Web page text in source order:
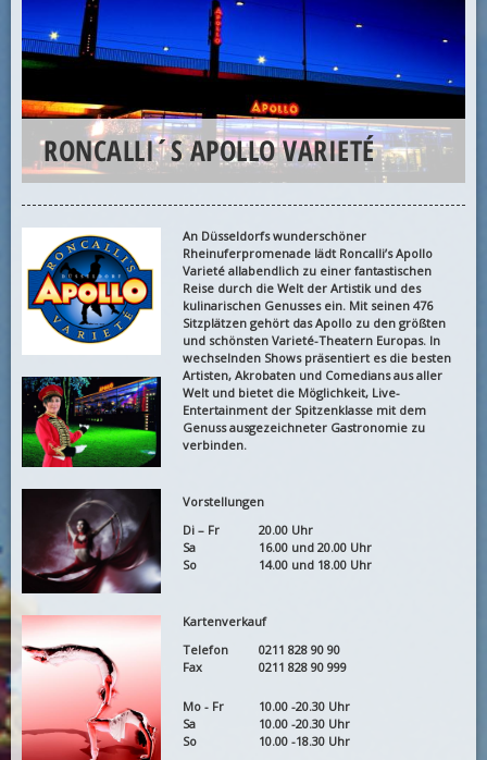
RONCALLI´S APOLLO VARIETÉ
An Düsseldorfs wunderschöner
Rheinuferpromenade lädt Roncalli’s Apollo
Varieté allabendlich zu einer fantastischen
Reise durch die Welt der Artistik und des
kulinarischen Genusses ein. Mit seinen 476
Sitzplätzen gehört das Apollo zu den größten
und schönsten Varieté-Theatern Europas. In
wechselnden Shows präsentiert es die besten
Artisten, Akrobaten und Comedians aus aller
Welt und bietet die Möglichkeit, Live-
Entertainment der Spitzenklasse mit dem
Genuss ausgezeichneter Gastronomie zu
verbinden.
Vorstellungen
Di – Fr
20.00 Uhr
Sa
16.00 und 20.00 Uhr
So
14.00 und 18.00 Uhr
Kartenverkauf
Telefon
0211 828 90 90
Fax
0211 828 90 999
Mo - Fr
10.00 -20.30 Uhr
Sa
10.00 -20.30 Uhr
So
10.00 -18.30 Uhr